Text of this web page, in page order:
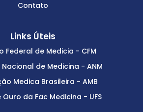
Contato
Links Úteis
Federal de Medicia - CFM
de Medicina - ANM
Medica Brasileira - AMB
da Fac Medicina - UFS